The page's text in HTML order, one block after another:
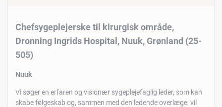
Chefsygeplejerske til kirurgisk område,
Dronning Ingrids Hospital, Nuuk, Grønland (25-
505)
Nuuk
Vi søger en erfaren og visionær sygeplejefaglig leder, som kan
skabe følgeskab og, sammen med den ledende overlæge, vil